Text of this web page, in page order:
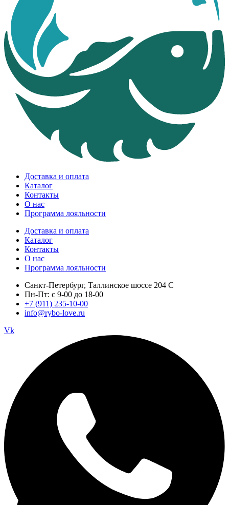
Доставка и оплата
Каталог
Контакты
О нас
Программа лояльности
Доставка и оплата
Каталог
Контакты
О нас
Программа лояльности
Санкт-Петербург, Таллинское шоссе 204 С
Пн-Пт: с 9-00 до 18-00
+7 (911) 235-10-00
info@rybo-love.ru
Vk